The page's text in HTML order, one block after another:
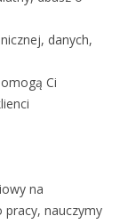
danych,
Ci
na
pracy, nauczymy